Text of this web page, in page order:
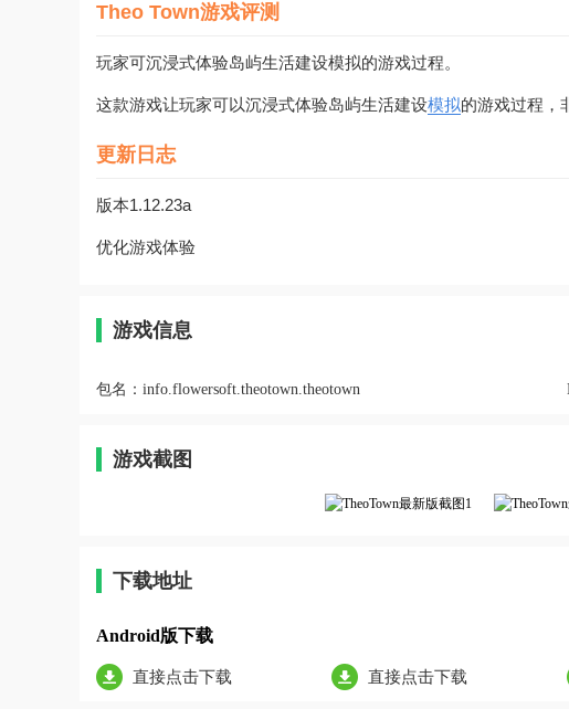
Theo Town游戏评测
玩家可沉浸式体验岛屿生活建设模拟的游戏过程。
这款游戏让玩家可以沉浸式体验岛屿生活建设模拟的游戏过程，
更新日志
版本1.12.23a
优化游戏体验
游戏信息
包名： info.flowersoft.theotown.theotown
游戏截图
下载地址
Android版下载
直接点击下载 直接点击下载